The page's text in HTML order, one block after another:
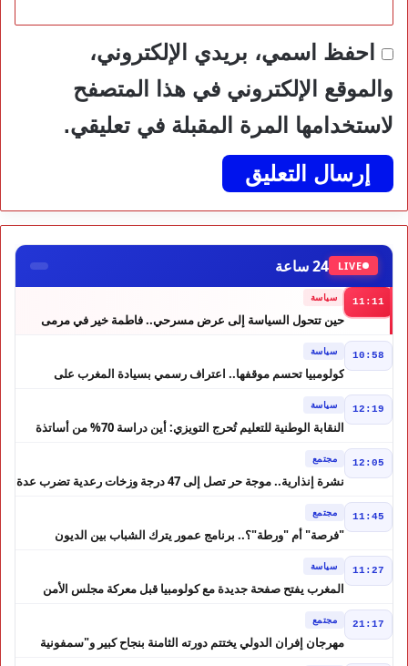
احفظ اسمي، بريدي الإلكتروني،
والموقع الإلكتروني في هذا المتصفح
لاستخدامها المرة المقبلة في تعليقي.
LIVE 24 ساعة
11:11 سياسة
حين تتحول السياسة إلى عرض مسرحي.. فاطمة خير في مرمى
10:58 سياسة
كولومبيا تحسم موقفها.. اعتراف رسمي بسيادة المغرب على
12:19 سياسة
النقابة الوطنية للتعليم تُحرج التويزي: أين دراسة 70% من أساتذة
12:05 مجتمع
نشرة إنذارية.. موجة حر تصل إلى 47 درجة وزخات رعدية تضرب عدة
11:45 مجتمع
"فرصة" أم "ورطة"؟.. برنامج عمور يترك الشباب بين الديون
11:27 سياسة
المغرب يفتح صفحة جديدة مع كولومبيا قبل معركة مجلس الأمن
21:17 مجتمع
مهرجان إفران الدولي يختتم دورته الثامنة بنجاح كبير و"سمفونية